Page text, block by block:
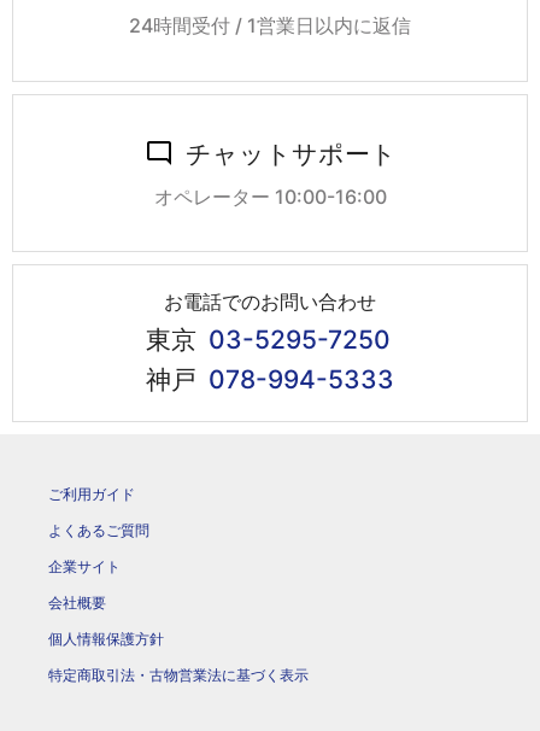
24時間受付 / 1営業日以内に返信
チャットサポート
オペレーター 10:00-16:00
お電話でのお問い合わせ
東京 03-5295-7250
神戸 078-994-5333
ご利用ガイド
よくあるご質問
企業サイト
会社概要
個人情報保護方針
特定商取引法・古物営業法に基づく表示